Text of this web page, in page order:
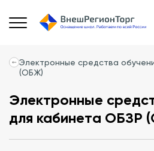
Электронные средства
(ОБЖ)
Электронные
для кабинета ОБЗР